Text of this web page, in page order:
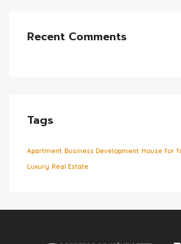
Recent Comments
Tags
Apartment Business Development House for
Luxury Real Estate